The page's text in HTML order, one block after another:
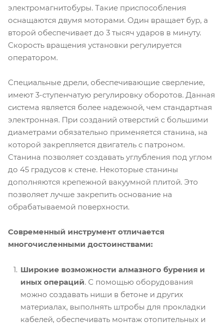
электромагнитобуры. Такие приспособления
оснащаются двумя моторами. Один вращает бур, а
второй обеспечивает до 3 тысяч ударов в минуту.
Скорость вращения установки регулируется
оператором.
Специальные дрели, обеспечивающие сверление,
имеют 3-ступенчатую регулировку оборотов. Данная
система является более надежной, чем стандартная
электронная. При созданий отверстий с большими
диаметрами обязательно применяется станина, на
которой закрепляется двигатель с патроном.
Станина позволяет создавать углубления под углом
до 45 градусов к стене. Некоторые станины
дополняются крепежной вакуумной плитой. Это
позволяет лучше закрепить основание на
обрабатываемой поверхности.
Современный инструмент отличается
многочисленными достоинствами:
Широкие возможности алмазного бурения и
иных операций. С помощью оборудования
можно создавать ниши в бетоне и других
материалах, выполнять штробы для прокладки
кабелей, обеспечивать монтаж отопительных и